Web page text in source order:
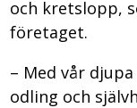
och kretslopp,
företaget.
– Med vår
odling och